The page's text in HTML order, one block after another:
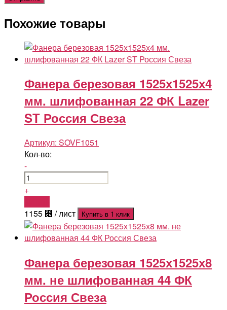
Похожие товары
Фанера березовая 1525х1525х4
мм. шлифованная 22 ФК Lazer
ST Россия Свеза
Артикул: SOVF1051
Кол-во:
-
+
1155 ⃄ / лист Купить в 1 клик
Фанера березовая 1525х1525х8
мм. не шлифованная 44 ФК
Россия Свеза